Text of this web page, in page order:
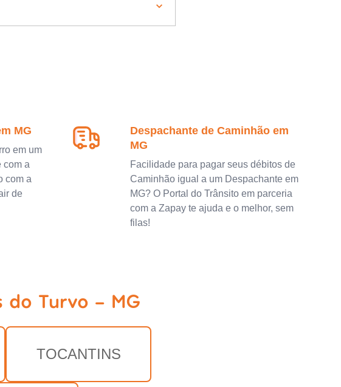
MG
em um
com a
com a
de
Despachante de Caminhão em
MG
Facilidade para pagar seus débitos de
Caminhão igual a um Despachante em
MG? O Portal do Trânsito em parceria
com a Zapay te ajuda e o melhor, sem
filas!
do Turvo - MG
TOCANTINS